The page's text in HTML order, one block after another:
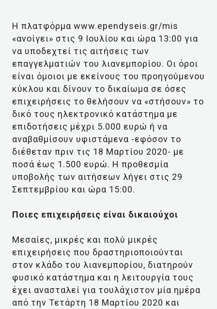
H πλατφόρμα www.ependyseis.gr/mis
«ανοίγει» στις 9 Ιουλίου και ώρα 13:00 για
να υποδεχτεί τις αιτήσεις των
επαγγελματιών του λιανεμπορίου. Οι όροι
είναι όμοιοι με εκείνους του προηγούμενου
κύκλου και δίνουν το δικαίωμα σε όσες
επιχειρήσεις το θελήσουν να «στήσουν» το
δικό τους ηλεκτρονικό κατάστημα με
επιδοτήσεις μέχρι 5.000 ευρώ ή να
αναβαθμίσουν υφιστάμενα -εφόσον το
διέθεταν πριν τις 18 Μαρτίου 2020- με
ποσά έως 1.500 ευρώ. Η προθεσμία
υποβολής των αιτήσεων λήγει στις 29
Σεπτεμβρίου και ώρα 15:00.
Ποιες επιχειρήσεις είναι δικαιούχοι
Μεσαίες, μικρές και πολύ μικρές
επιχειρήσεις που δραστηριοποιούνται
στον κλάδο του λιανεμπορίου, διατηρούν
φυσικό κατάστημα και η λειτουργία τους
έχει ανασταλεί για τουλάχιστον μία ημέρα
από την Τετάρτη 18 Μαρτίου 2020 και